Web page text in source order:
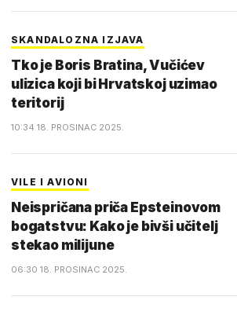
SKANDALOZNA IZJAVA
Tko je Boris Bratina, Vučićev
ulizica koji bi Hrvatskoj uzimao
teritorij
10:34 18. PROSINAC 2025.
VILE I AVIONI
Neispričana priča Epsteinovom
bogatstvu: Kako je bivši učitelj
stekao milijune
06:30 18. PROSINAC 2025.